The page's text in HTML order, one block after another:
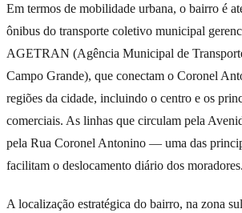
Em termos de mobilidade urbana, o bairro é
ônibus do transporte coletivo municipal
AGETRAN (Agência Municipal de
Campo Grande), que conectam o Coronel
regiões da cidade, incluindo o centro e os
comerciais. As linhas que circulam pela
pela Rua Coronel Antonino — uma das
facilitam o deslocamento diário dos moradores.
A localização estratégica do bairro, na zona